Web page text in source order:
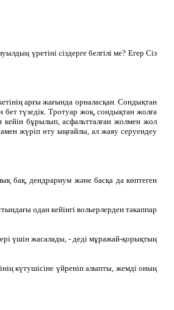
үретіні сіздерге белгілі ме? Егер Сіз
арғы жағында орналасқан. Сондықтан
түзедік. Тротуар жоқ, сондықтан жолға
бұрылып, асфальтталған жолмен жол
жүріп өту ыңғайлы, ал жаяу серуендеу
бақ, дендрариум және басқа да көптеген
одан кейінгі вольерлерден тәкаппар
үшін жасалады, - деді мұражай-қорықтың
күтушісіне үйреніп алыпты, жемді оның